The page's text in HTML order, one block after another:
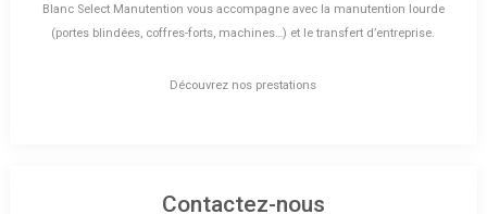
Blanc Select Manutention vous accompagne avec la manutention lourde
(portes blindées, coffres-forts, machines…) et le transfert d’entreprise.
Découvrez nos prestations
Contactez-nous